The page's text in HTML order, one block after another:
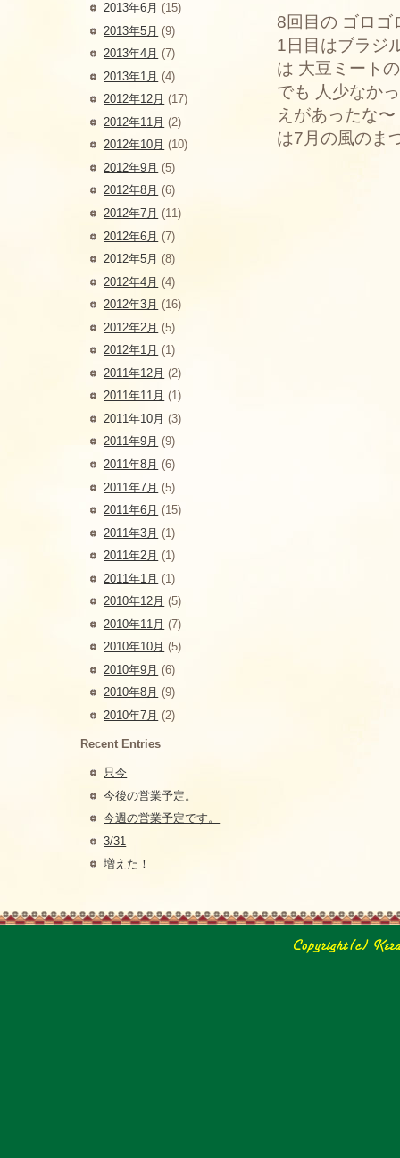
8回目の ゴロゴ
1日目はブラジ
は 大豆ミート
でも 人少なか
えがあったな
は7月の風のま
2013年6月 (15)
2013年5月 (9)
2013年4月 (7)
2013年1月 (4)
2012年12月 (17)
2012年11月 (2)
2012年10月 (10)
2012年9月 (5)
2012年8月 (6)
2012年7月 (11)
2012年6月 (7)
2012年5月 (8)
2012年4月 (4)
2012年3月 (16)
2012年2月 (5)
2012年1月 (1)
2011年12月 (2)
2011年11月 (1)
2011年10月 (3)
2011年9月 (9)
2011年8月 (6)
2011年7月 (5)
2011年6月 (15)
2011年3月 (1)
2011年2月 (1)
2011年1月 (1)
2010年12月 (5)
2010年11月 (7)
2010年10月 (5)
2010年9月 (6)
2010年8月 (9)
2010年7月 (2)
Recent Entries
只今
今後の営業予定。
今週の営業予定です。
3/31
増えた！